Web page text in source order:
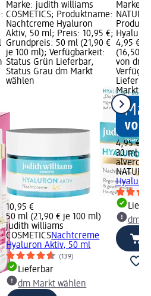
Marke: judith williams
COSMETICS; Produktname:
Nachtcreme Hyaluron
Aktiv, 50 ml; Preis: 10,95 €;
Grundpreis: 50 ml (21,90 €
je 100 ml); Verfügbarkeit:
Status Grün Lieferbar,
Status Grau dm Markt
wählen
10,95 €
50 ml (21,90 € je 100 ml)
judith williams
COSMETICSNachtcreme
Hyaluron Aktiv, 50 ml
(139)
Lieferbar
dm Markt wählen
Marke:
4,95 €;
(16,50 €
von dm
Markt
4,95 €
30 ml
alverde
dm